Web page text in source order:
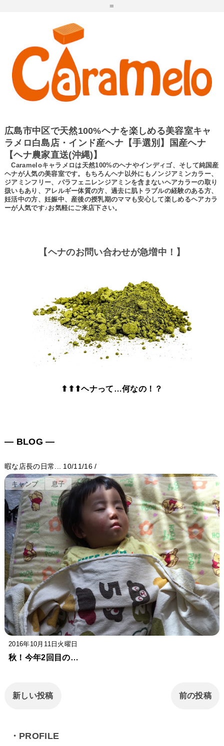
=
広島市中区で天然100%ヘナを楽しめる美容室キャ
ラメロ白島店・インド産ヘナ【手選別】国産ヘナ
【ヘナ農家直送(沖縄)】
Carameloキャラメロは天然100%のヘナやインディゴ、そして純国産
ヘナが人気の美容室です。もちろんヘナ以外にもノンジアミンカラー、
ジアミンフリー、パラフェニレンジアミンを含まないヘアカラーの取り
扱いもあり、アレルギー体質の方、過去に肌トラブルの経験のある方、
妊活中の方、妊娠中、産後の授乳期のママも安心して楽しめるヘアカラ
ーが人気です♪お気軽にご来店下さい。
【ヘナのお問い合わせが急増中！】
⬆⬆⬆ヘナって…何なの！？
― BLOG ―
暇な店長の日常... 10/11/16 /
2016年10月11日火曜日
秋！今年2回目の…
キャンプ 息子
新しい投稿 前の投稿
・PROFILE